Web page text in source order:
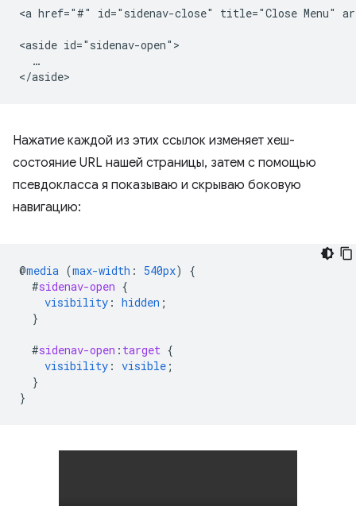
<a href="#" id="sidenav-close" title="Close Menu"
<aside id="sidenav-open">
  …
Нажатие каждой из этих ссылок изменяет хеш-
состояние URL нашей страницы, затем с помощью
псевдокласса я показываю и скрываю боковую
навигацию:
@media (max-width : 540px)
{
#sidenav-open {
visibility : hidden ;
}
#sidenav-open : target {
visibility : visible ;
}
}